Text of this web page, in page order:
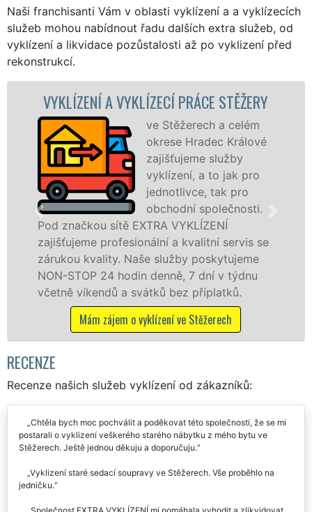
Naši franchisanti Vám v oblasti vyklízení a a vyklízecích
služeb mohou nabídnout řadu dalších extra služeb, od
vyklízení a likvidace pozůstalosti až po vyklizení před
rekonstrukcí.
VYKLÍZECÍ PRÁCE STĚŽERY
ve Stěžerech a celém
okrese Hradec Králové
zajišťujeme služby
vyklízení, a to jak pro
jednotlivce, tak pro
obchodní společnosti.
EXTRA VYKLÍZENÍ
a kvalitní servis se
Naše služby poskytujeme
hodin denně, 7 dní v týdnu
a svátků bez příplatků.
o vyklízení ve Stěžerech
VYKLÍZECÍ
službu jak
osobám se
práce, a to
RECENZE
Recenze našich služeb vyklízení od zákazníků:
Chtěla bych moc pochválit a poděkovat této společnosti, že se mi
postarali o vyklizení veškerého starého nábytku z mého bytu ve
Stěžerech. Ještě jednou děkuju a doporučuju.
Vyklizení staré sedací soupravy ve Stěžerech. Vše proběhlo na
jedničku.